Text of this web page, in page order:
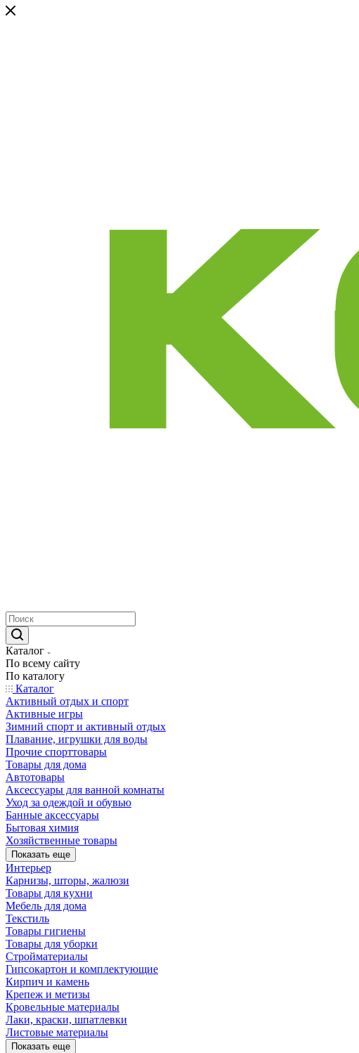
Каталог
По всему сайту
По каталогу
Каталог
Активный отдых и спорт
Активные игры
Зимний спорт и активный отдых
Плавание, игрушки для воды
Прочие спорттовары
Товары для дома
Автотовары
Аксессуары для ванной комнаты
Уход за одеждой и обувью
Банные аксессуары
Бытовая химия
Хозяйственные товары
Показать еще
Интерьер
Карнизы, шторы, жалюзи
Товары для кухни
Мебель для дома
Текстиль
Товары гигиены
Товары для уборки
Стройматериалы
Гипсокартон и комплектующие
Кирпич и камень
Крепеж и метизы
Кровельные материалы
Лаки, краски, шпатлевки
Листовые материалы
Показать еще